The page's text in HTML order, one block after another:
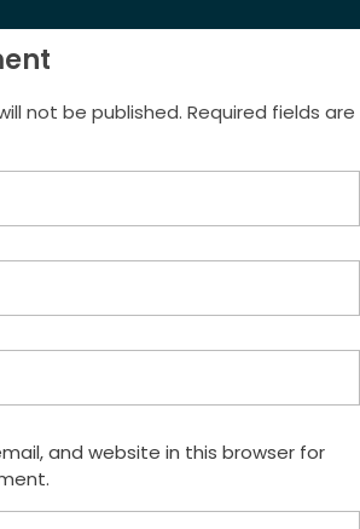
not be published. Required fields are
and website in this browser for